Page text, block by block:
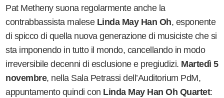
Pat Metheny suona regolarmente anche la
contrabbassista malese Linda May Han Oh, esponente
di spicco di quella nuova generazione di musiciste che si
sta imponendo in tutto il mondo, cancellando in modo
irreversibile decenni di esclusione e pregiudizi. Martedì 5
novembre, nella Sala Petrassi dell ’Auditorium PdM,
appuntamento quindi con Linda May Han Oh Quartet: